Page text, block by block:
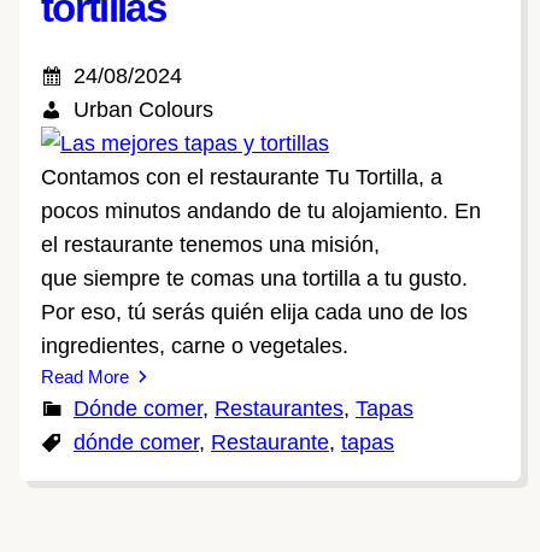
24/08/2024
Urban Colours
Contamos con el restaurante Tu Tortilla, a
pocos minutos andando de tu alojamiento. En
el restaurante tenemos una misión,
que siempre te comas una tortilla a tu gusto.
Por eso, tú serás quién elija cada uno de los
ingredientes, carne o vegetales.
Read More
Dónde comer, Restaurantes, Tapas
dónde comer, Restaurante, tapas